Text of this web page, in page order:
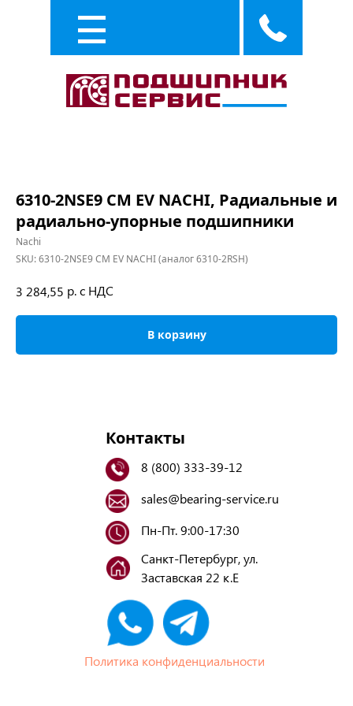
6310-2NSE9 CM EV NACHI, Радиальные и
радиально-упорные подшипники
Nachi
SKU:6310-2NSE9 CM EV NACHI (аналог 6310-2RSH)
3 284,55 р. с НДС
В корзину
Контакты
8 (800) 333-39-12
sales@bearing-service.ru
Санкт-Петербург, ул.
Заставская 22 к.Е
Пн-Пт. 9:00-17:30
Политика конфиденциальности